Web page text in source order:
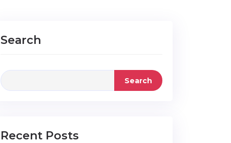
Search
Search
Recent Posts